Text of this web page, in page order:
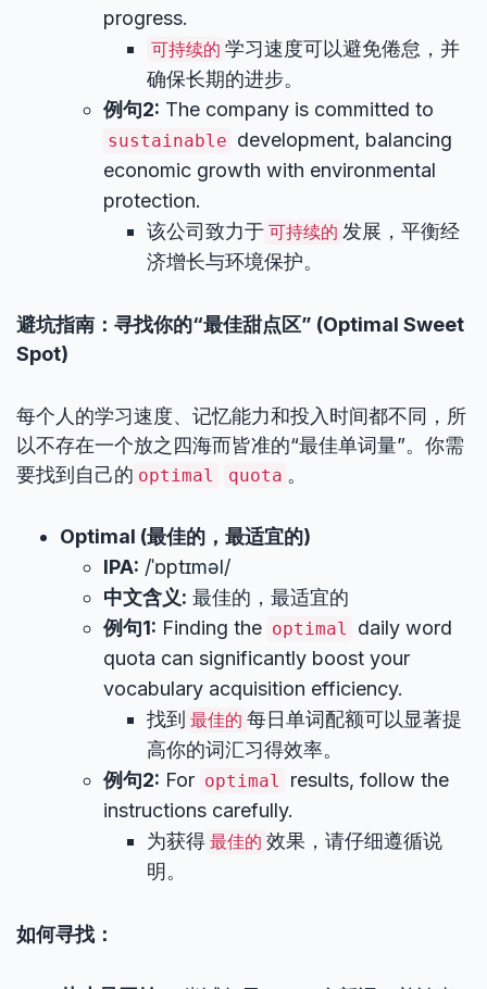
progress.
可持续的 学习速度可以避免倦怠，并
确保长期的进步。
例句2: The company is committed to
sustainable development, balancing
economic growth with environmental
protection.
该公司致力于 可持续的 发展，平衡经
济增长与环境保护。
避坑指南：寻找你的“最佳甜点区” (Optimal Sweet
Spot)
每个人的学习速度、记忆能力和投入时间都不同，所
以不存在一个放之四海而皆准的“最佳单词量”。你需
要找到自己的 optimal quota 。
Optimal (最佳的，最适宜的)
IPA: /ˈɒptɪməl/
中文含义: 最佳的，最适宜的
例句1: Finding the optimal
daily word
quota can significantly boost your
vocabulary acquisition efficiency.
找到 最佳的 每日单词配额可以显著提
高你的词汇习得效率。
例句2: For optimal
results, follow the
instructions carefully.
为获得 最佳的 效果，请仔细遵循说
明。
如何寻找：